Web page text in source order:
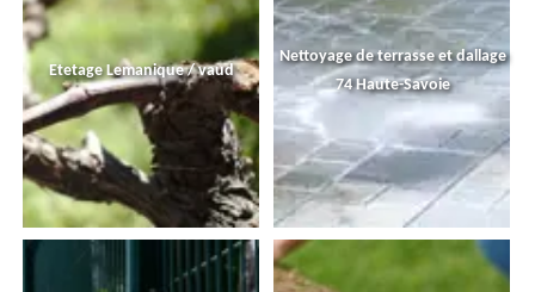
Etetage Lemanique / vaud
Nettoyage de terrasse et dallage
74 Haute-Savoie